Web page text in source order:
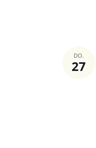
DO.
27